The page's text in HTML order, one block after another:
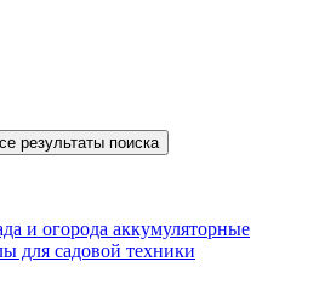
результаты поиска
и огорода аккумуляторные
для садовой техники